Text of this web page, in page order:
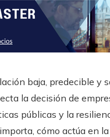
baja, predecible y
la decisión de
públicas y la
cómo actúa en